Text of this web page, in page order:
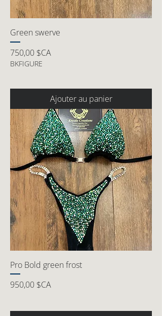
Green swerve
Prix
750,00 $CA
BKFIGURE
Ajouter au panier
Pro Bold green frost
Prix
950,00 $CA